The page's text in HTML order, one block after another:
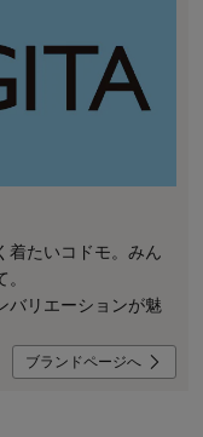
着たいコドモ。みん
バリエーションが魅
ブランドページへ